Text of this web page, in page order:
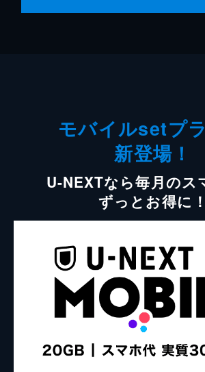
モバイルsetプ
新登場！
U-NEXTなら毎月のス
ずっとお得に！